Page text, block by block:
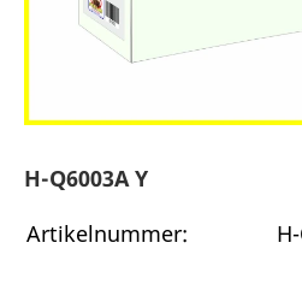
H-Q6003A Y
Artikelnummer: